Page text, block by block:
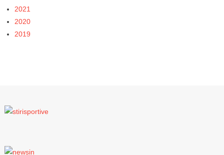
2021
2020
2019